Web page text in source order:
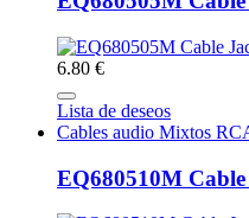
6.80 €
Lista de deseos
Cables audio Mixtos
EQ680510M